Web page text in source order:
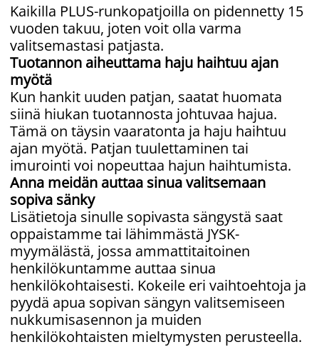
Kaikilla PLUS-runkopatjoilla on pidennetty 15
vuoden takuu, joten voit olla varma
valitsemastasi patjasta.
Tuotannon aiheuttama haju haihtuu ajan
myötä
Kun hankit uuden patjan, saatat huomata
siinä hiukan tuotannosta johtuvaa hajua.
Tämä on täysin vaaratonta ja haju haihtuu
ajan myötä. Patjan tuulettaminen tai
imurointi voi nopeuttaa hajun haihtumista.
Anna meidän auttaa sinua valitsemaan
sopiva sänky
Lisätietoja sinulle sopivasta sängystä saat
oppaistamme tai lähimmästä JYSK-
myymälästä, jossa ammattitaitoinen
henkilökuntamme auttaa sinua
henkilökohtaisesti. Kokeile eri vaihtoehtoja ja
pyydä apua sopivan sängyn valitsemiseen
nukkumisasennon ja muiden
henkilökohtaisten mieltymysten perusteella.